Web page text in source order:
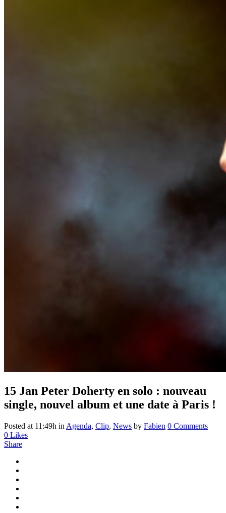
15 Jan Peter Doherty en solo : nouveau
single, nouvel album et une date à Paris !
Posted at 11:49h in Agenda, Clip, News by Fabien 0 Comments
0 Likes
Share